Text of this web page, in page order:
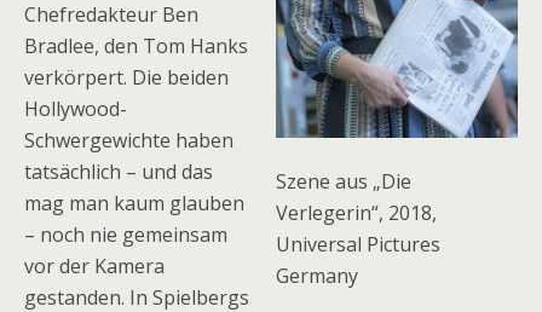
Szene aus „Die
Verlegerin“, 2018,
Universal Pictures
Germany
Chefredakteur Ben
Bradlee, den Tom Hanks
verkörpert. Die beiden
Hollywood-
Schwergewichte haben
tatsächlich – und das
mag man kaum glauben
– noch nie gemeinsam
vor der Kamera
gestanden. In Spielbergs